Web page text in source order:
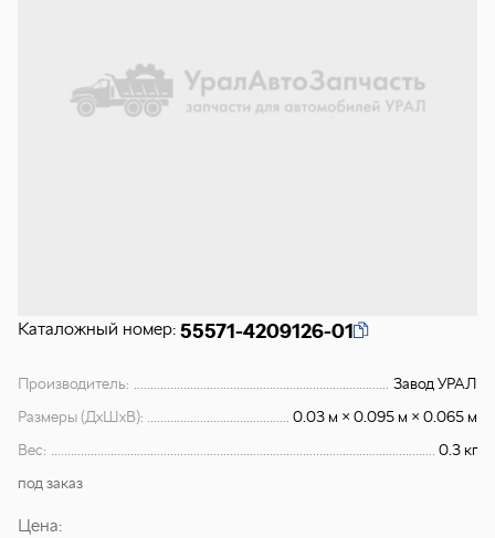
Каталожный номер: 55571-4209126-01
Производитель:
Завод УРАЛ
Размеры (ДхШхВ):
0.03 м × 0.095 м × 0.065 м
Вес:
0.3 кг
под заказ
Цена: